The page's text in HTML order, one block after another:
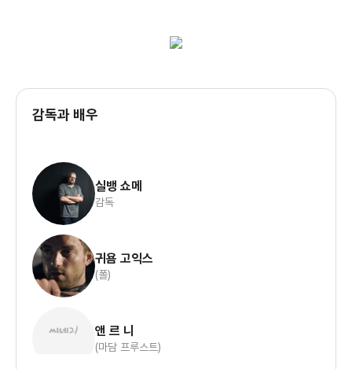
감독과 배우
실뱅 쇼메
감독
귀욤 고익스
(폴)
앤 르 니
(마담 프루스트)